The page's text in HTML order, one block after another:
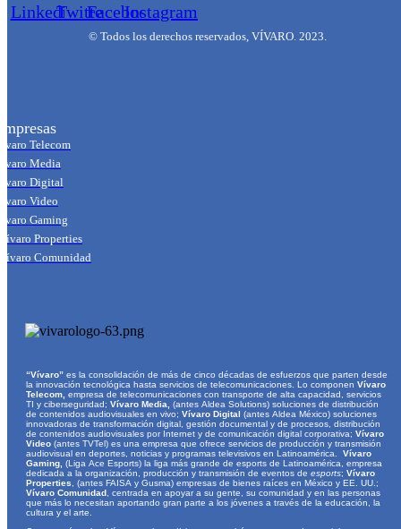
LinkedinTwitterFacebookInstagram
© Todos los derechos reservados, VÍVARO. 2023.
Telecom
Media
Digital
Video
Gaming
Properties
Comunidad
“Vívaro” es la consolidación de más de cinco décadas de esfuerzos que parten desde
la innovación tecnológica hasta servicios de telecomunicaciones. Lo componen Vívaro
Telecom, empresa de telecomunicaciones con transporte de alta capacidad, servicios
TI y ciberseguridad; Vívaro Media, (antes Aldea Solutions) soluciones de distribución
de contenidos audiovisuales en vivo; Vívaro Digital (antes Aldea México) soluciones
innovadoras de transformación digital, gestión documental y de procesos, distribución
de contenidos audiovisuales por Internet y de comunicación digital corporativa; Vívaro
Video (antes TVTel) es una empresa que ofrece servicios de producción y transmisión
audiovisual en deportes, noticias y programas televisivos en Latinoamérica. Vívaro
Gaming, (Liga Ace Esports) la liga más grande de esports de Latinoamérica, empresa
dedicada a la organización, producción y transmisión de eventos de esports; Vívaro
Properties , (antes FAISA y Gusma) empresas de bienes raíces en México y EE. UU.;
Vívaro Comunidad , centrada en apoyar a su gente, su comunidad y en las personas
que más lo necesitan aportando gran parte a los jóvenes a través de la educación, la
cultura y el arte.